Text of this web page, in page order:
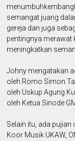
semangat juang
gereja dan juga
pentingnya merawat
meningkatkan
Johny mengatakan
oleh Romo Simon
oleh Uskup Agung
oleh Ketua Sinode
Selain itu, ada pujian
Koor Musik UKAW,